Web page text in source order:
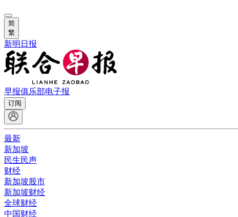
简
繁
新明日报
早报俱乐部电子报
订阅
最新
新加坡
民生民声
财经
新加坡股市
新加坡财经
全球财经
中国财经